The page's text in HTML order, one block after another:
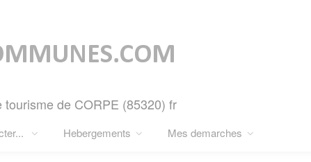
tourisme de CORPE (85320) fr
Hebergements Mes demarches